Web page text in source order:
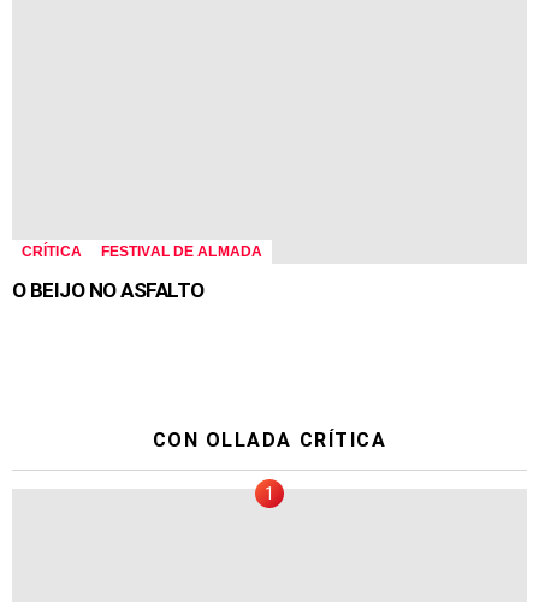
CRÍTICA FESTIVAL DE ALMADA
O BEIJO NO ASFALTO
CON OLLADA CRÍTICA